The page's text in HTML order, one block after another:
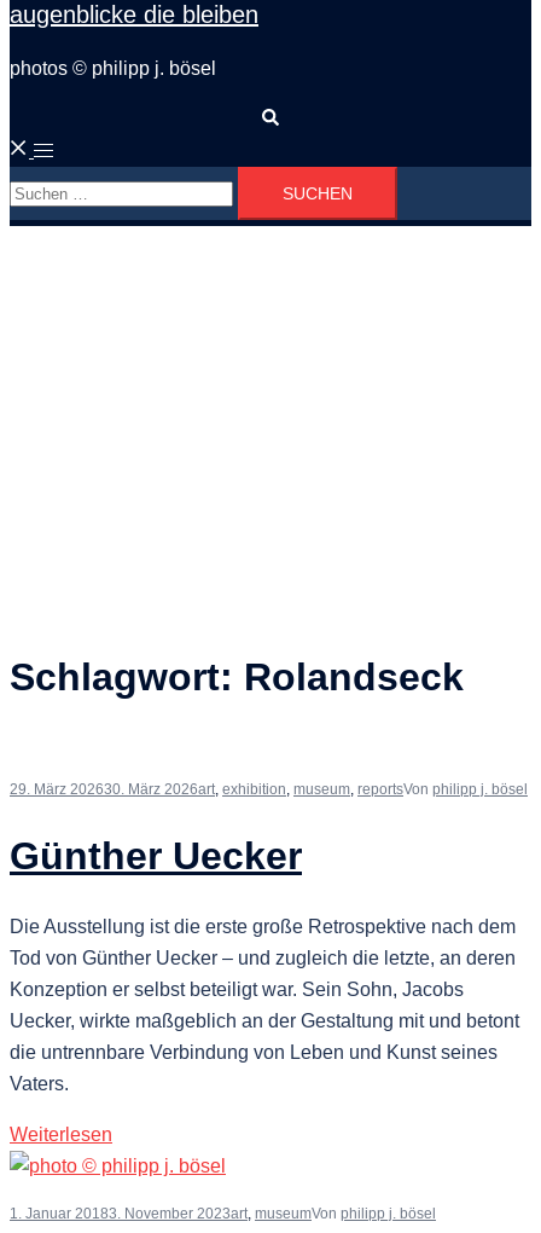
augenblicke die bleiben
photos © philipp j. bösel
Menü
umschalten
Suchen
nach:
Schlagwort: Rolandseck
29. März 202630. März 2026art, exhibition, museum, reportsVon philipp j. bösel
Günther Uecker
Die Ausstellung ist die erste große Retrospektive nach dem
Tod von Günther Uecker – und zugleich die letzte, an deren
Konzeption er selbst beteiligt war. Sein Sohn, Jacobs
Uecker, wirkte maßgeblich an der Gestaltung mit und betont
die untrennbare Verbindung von Leben und Kunst seines
Vaters.
Weiterlesen
1. Januar 20183. November 2023art, museumVon philipp j. bösel